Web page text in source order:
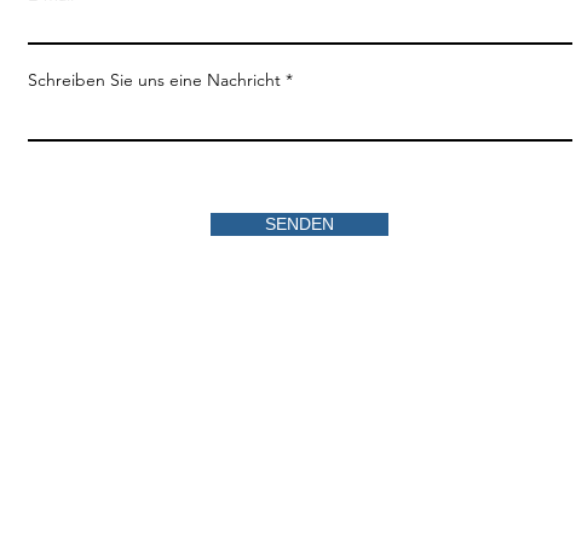
Schreiben Sie uns eine Nachricht
SENDEN